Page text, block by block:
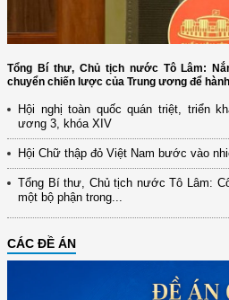
Tổng Bí thư, Chủ tịch nước Tô Lâm:
chuyển chiến lược của Trung ương để
Hội nghị toàn quốc quán triệt, triển
ương 3, khóa XIV
Hội Chữ thập đỏ Việt Nam bước vào
Tổng Bí thư, Chủ tịch nước Tô Lâm:
một bộ phận trong...
CÁC ĐỀ ÁN